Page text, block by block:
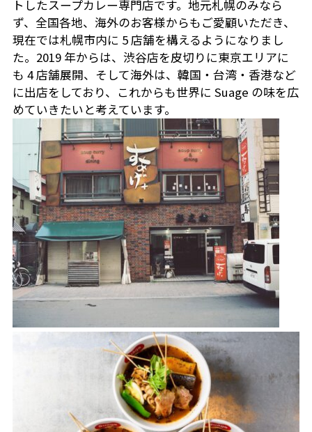
トしたスープカレー専門店です。地元札幌のみなら
ず、全国各地、海外のお客様からもご愛顧いただき、
現在では札幌市内に 5 店舗を構えるようになりまし
た。2019 年からは、渋谷店を皮切りに東京エリアに
も 4 店舗展開、そして海外は、韓国・台湾・香港など
に出店をしており、これからも世界に Suage の味を広
めていきたいと考えています。